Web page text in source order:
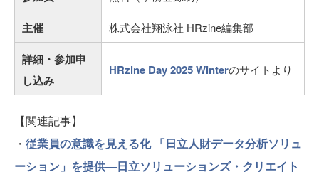
主催 株式会社翔泳社 HRzine編集部
詳細・参加申
し込み
HRzine Day 2025 Winterのサイトより
【関連記事】
・ 従業員の意識を見える化 「日立人財データ分析ソリュ
ーション」を提供—日立ソリューションズ・クリエイト